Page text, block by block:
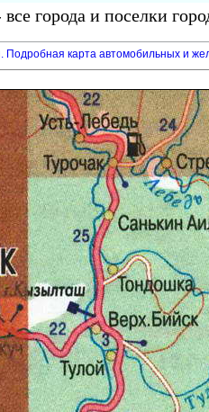
города и поселки
Подробная карта автомобильных и